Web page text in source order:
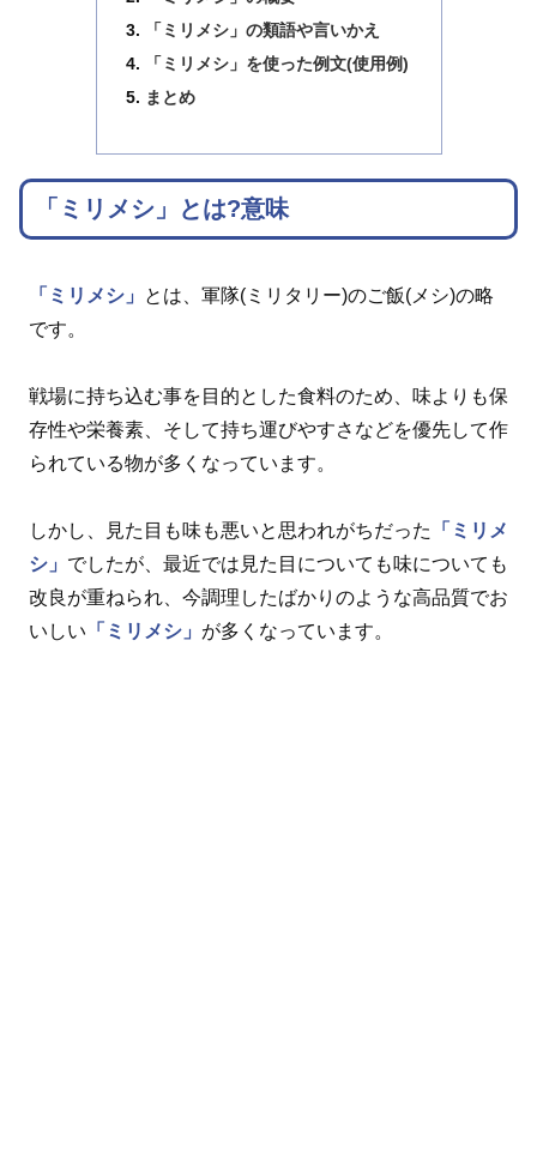
「ミリメシ」の類語や言いかえ
「ミリメシ」を使った例文(使用例)
まとめ
「ミリメシ」とは?意味
「ミリメシ」
とは、軍隊(ミリタリー)のご飯(メシ)の略
です。
戦場に持ち込む事を目的とした食料のため、味よりも保
存性や栄養素、そして持ち運びやすさなどを優先して作
られている物が多くなっています。
しかし、見た目も味も悪いと思われがちだった
「ミリメ
シ」 でしたが、最近では見た目についても味についても
改良が重ねられ、今調理したばかりのような高品質でお
いしい 「ミリメシ」 が多くなっています。